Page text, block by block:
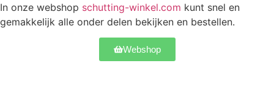
In onze webshop schutting-winkel.com kunt snel en
gemakkelijk alle onder delen bekijken en bestellen.
Webshop